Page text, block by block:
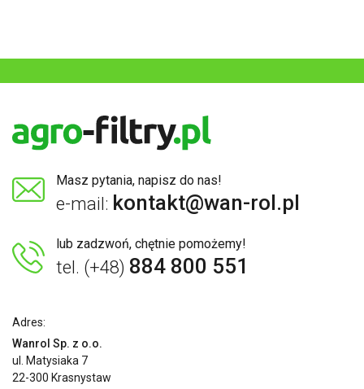
Masz pytania, napisz do nas!
e-mail: kontakt@wan-rol.pl
lub zadzwoń, chętnie pomożemy!
tel. (+48) 884 800 551
Adres:
Wanrol Sp. z o.o.
ul. Matysiaka 7
22-300 Krasnystaw